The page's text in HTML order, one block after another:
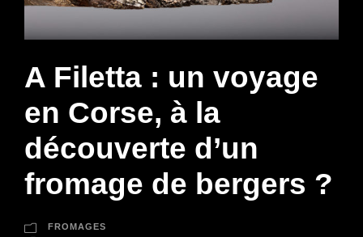
A Filetta : un voyage
en Corse, à la
découverte d’un
fromage de bergers ?
FROMAGES